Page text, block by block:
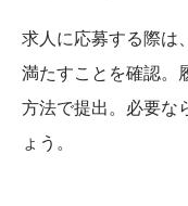
求人に応募する際は
満たすことを確認。
方法で提出。必要な
ょう。